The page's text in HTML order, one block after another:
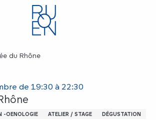
du Rhône
de 19:30 à 22:30
-OENOLOGIE ATELIER / STAGE
DÉGUSTATION